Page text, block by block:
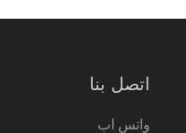
اتصل بنا
واتس اب